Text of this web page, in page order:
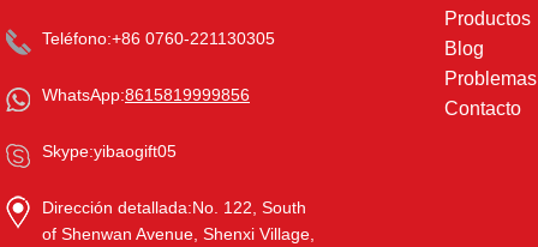
Teléfono:+86 0760-221130305
WhatsApp:8615819999856
Skype:yibaogift05
Dirección detallada:No. 122, South
of Shenwan Avenue, Shenxi Village,
Productos
Blog
Contacto